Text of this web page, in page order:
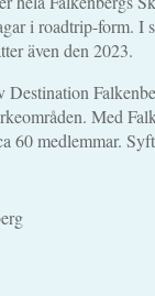
i roadtrip-form.
även den 2023.
Destination
Med
60 medlemmar.